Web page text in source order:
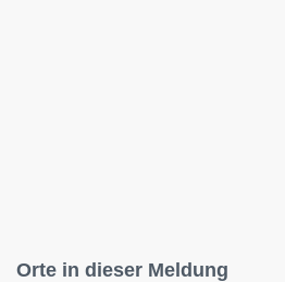
Orte in dieser Meldung